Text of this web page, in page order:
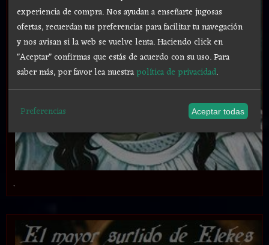
.
experiencia de compra. Nos ayudan a enseñarte jugosas
ofertas, recuerdan tus preferencias para facilitar tu navegación
y nos avisan si la web se vuelve lenta. Haciendo click en
"Aceptar" confirmas que estás de acuerdo con su uso.Para
saber más, por favor lea nuestrapolítica de privacidad.
Preferencias Aceptar todas